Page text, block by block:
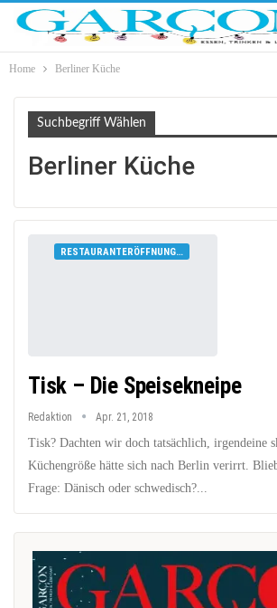
Home Berliner Küche
Suchbegriff Wählen
Berliner Küche
RESTAURANTERÖFFNUNGEN
Tisk – Die Speisekneipe
Redaktion Apr. 21, 2018
Tisk? Dachten wir doch tatsächlich, irgendeine
Küchengröße hätte sich nach Berlin verirrt.
Frage: Dänisch oder schwedisch?...